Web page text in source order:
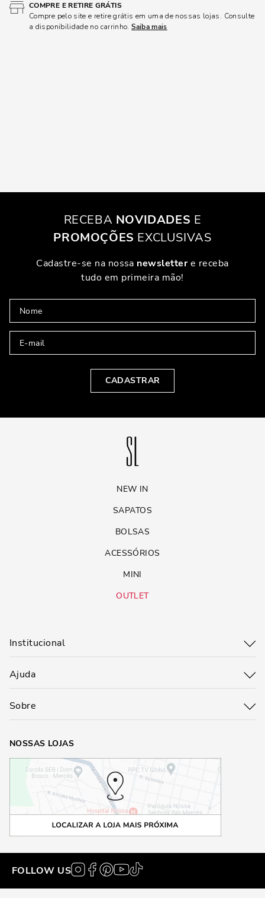
COMPRE E RETIRE GRÁTIS
Compre pelo site e retire grátis em uma de nossas lojas. Consulte
a disponibilidade no carrinho.Saiba mais
RECEBA NOVIDADES E
PROMOÇÕES EXCLUSIVAS
Cadastre-se na nossa newslettere receba
tudo em primeira mão!
CADASTRAR
NEW IN
SAPATOS
BOLSAS
ACESSÓRIOS
MINI
OUTLET
Institucional
Ajuda
Sobre
NOSSAS LOJAS
FOLLOW US